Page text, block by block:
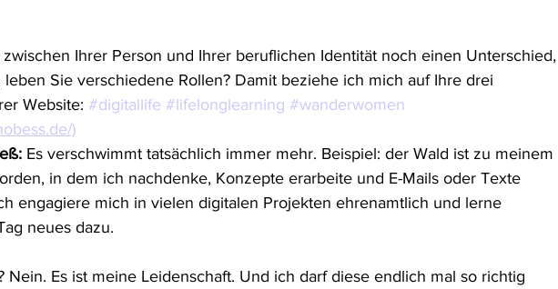
zwischen Ihrer Person und Ihrer beruflichen Identität noch einen Unterschied,
leben Sie verschiedene Rollen? Damit beziehe ich mich auf Ihre drei
Website: #digitallife #lifelonglearning #wanderwomen
)
Es verschwimmt tatsächlich immer mehr. Beispiel: der Wald ist zu meinem
in dem ich nachdenke, Konzepte erarbeite und E-Mails oder Texte
engagiere mich in vielen digitalen Projekten ehrenamtlich und lerne
neues dazu.
Nein. Es ist meine Leidenschaft. Und ich darf diese endlich mal so richtig